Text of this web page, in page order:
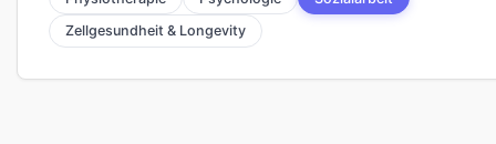
Zellgesundheit & Longevity